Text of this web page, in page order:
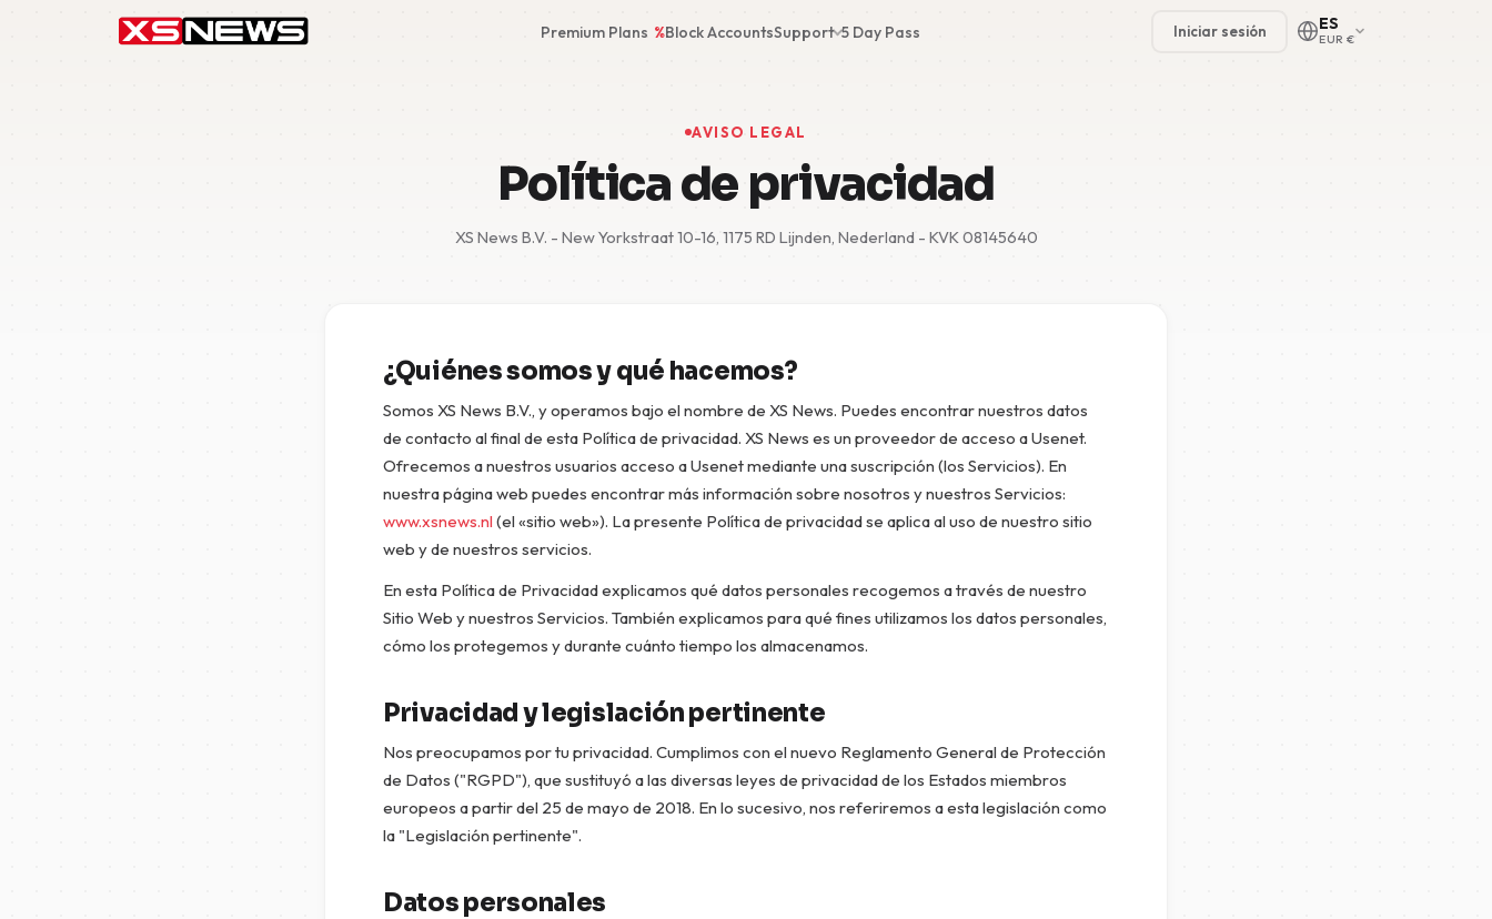
Premium Plans %Block AccountsSupport 5 Day Pass Iniciar sesión ES
EUR €
AVISO LEGAL
Política de privacidad
XS News B.V. - New Yorkstraat 10-16, 1175 RD Lijnden, Nederland - KVK 08145640
¿Quiénes somos y qué hacemos?
Somos XS News B.V., y operamos bajo el nombre de XS News. Puedes encontrar nuestros datos
de contacto al final de esta Política de privacidad. XS News es un proveedor de acceso a Usenet.
Ofrecemos a nuestros usuarios acceso a Usenet mediante una suscripción (los Servicios). En
nuestra página web puedes encontrar más información sobre nosotros y nuestros Servicios:
www.xsnews.nl (el «sitio web»). La presente Política de privacidad se aplica al uso de nuestro sitio
web y de nuestros servicios.
En esta Política de Privacidad explicamos qué datos personales recogemos a través de nuestro
Sitio Web y nuestros Servicios. También explicamos para qué fines utilizamos los datos personales,
cómo los protegemos y durante cuánto tiempo los almacenamos.
Privacidad y legislación pertinente
Nos preocupamos por tu privacidad. Cumplimos con el nuevo Reglamento General de Protección
de Datos ("RGPD"), que sustituyó a las diversas leyes de privacidad de los Estados miembros
europeos a partir del 25 de mayo de 2018. En lo sucesivo, nos referiremos a esta legislación como
la "Legislación pertinente".
Datos personales